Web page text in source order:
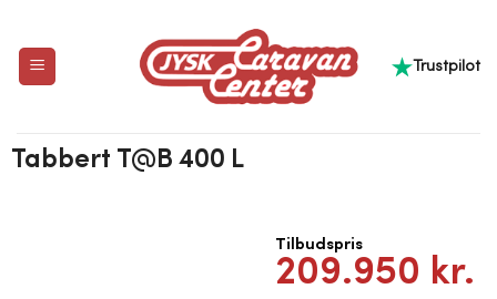
Trustpilot
Tabbert T@B 400 L
Tilbudspris
209.950 kr.